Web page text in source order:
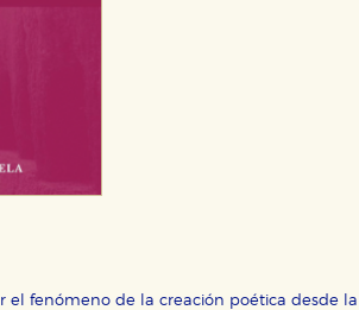
el fenómeno de la creación poética desde